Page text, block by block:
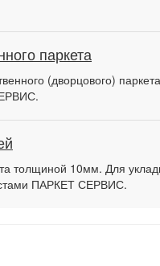
паркета
(дворцового)
толщиной 10мм. Для
ПАРКЕТ СЕРВИС.